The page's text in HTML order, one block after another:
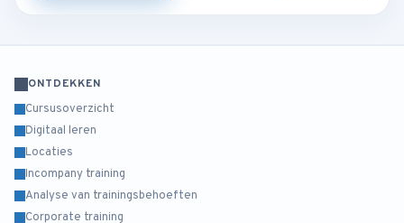
ONTDEKKEN
Cursusoverzicht
Digitaal leren
Locaties
Incompany training
Analyse van trainingsbehoeften
Corporate training